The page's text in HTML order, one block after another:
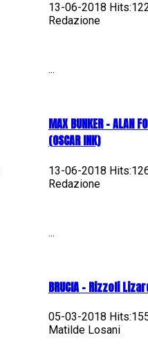
13-06-2018
Redazione
...
MAX BUNKER – ALAN
(OSCAR INK)
13-06-2018
Redazione
...
BRUCIA - Rizzoli
05-03-2018
Matilde Losani